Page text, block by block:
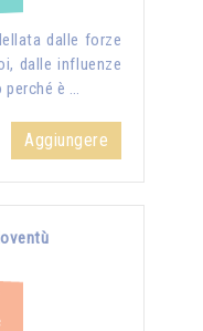
dalle forze
dalle influenze
perché è …
Aggiungere